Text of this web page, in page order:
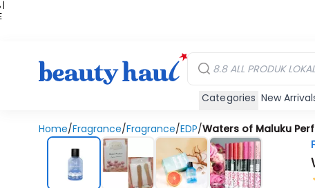
|
Categories New
Home/Fragrance/Fragrance/EDP/Waters of Maluku